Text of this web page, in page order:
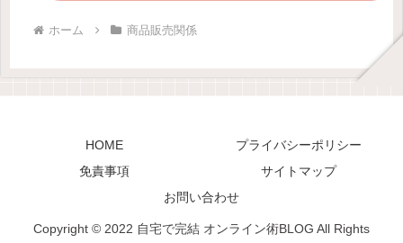
ホーム 商品販売関係
HOME
プライバシーポリシー
免責事項
サイトマップ
お問い合わせ
Copyright © 2022 自宅で完結 オンライン術BLOG All Rights